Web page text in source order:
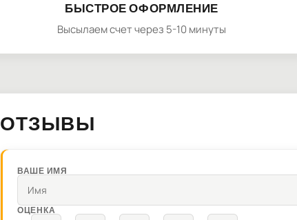
БЫСТРОЕ ОФОРМЛЕНИЕ
Высылаем счет через 5-10 минуты
ОТЗЫВЫ
ВАШЕ ИМЯ
ОЦЕНКА